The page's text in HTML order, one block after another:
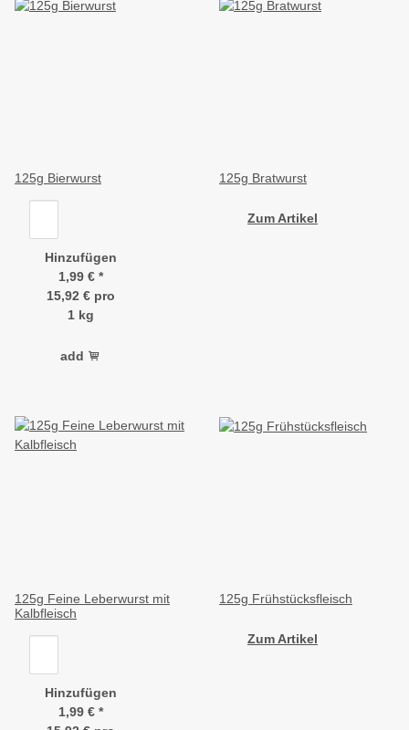
125g Bierwurst
Hinzufügen
1,99 € *
15,92 € pro
1 kg
add
125g Bratwurst
Zum Artikel
125g Feine Leberwurst mit
Kalbfleisch
Hinzufügen
1,99 € *
125g Frühstücksfleisch
Zum Artikel